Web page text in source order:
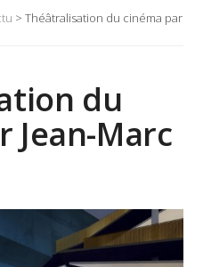
> Théâtralisation du cinéma par
du
Jean-Marc